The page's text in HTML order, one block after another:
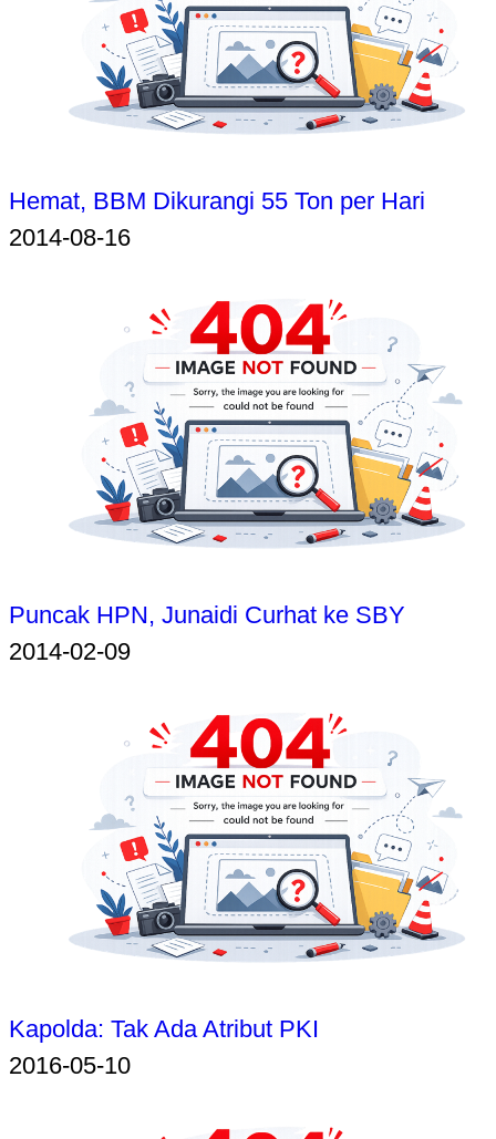
Hemat, BBM Dikurangi 55 Ton per Hari
2014-08-16
Puncak HPN, Junaidi Curhat ke SBY
2014-02-09
Kapolda: Tak Ada Atribut PKI
2016-05-10